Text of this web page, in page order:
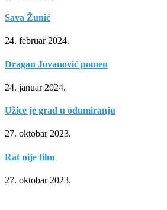
Sava Žunić
24. februar 2024.
Dragan Jovanović pomen
24. januar 2024.
Užice je grad u odumiranju
27. oktobar 2023.
Rat nije film
27. oktobar 2023.